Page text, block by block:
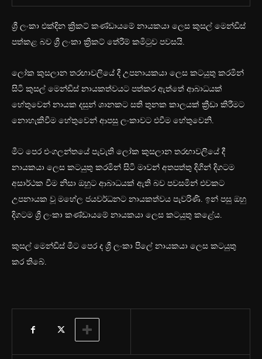
ශ්‍රී ලංකා එක්දින ක්‍රිකට් කණ්ඩායමේ නායකයා ලෙස කුසල් මෙන්ඩිස්
පත්කළ බව ශ්‍රී ලංකා ක්‍රිකට් තේරීම් කමිටුව පවසයි.
ලෝක කුසලාන තරඟාවලියේ දී උපනායකයා ලෙස කටයුතු කරමින්
සිටි කුසල් මෙන්ඩිස් නායකත්වයට පත්කර ඇත්තේ ආබාධයක්
හේතුවෙන් නායක දසුන් ශානකට සති තුනක කාලයක් ක්‍රීඩා කිරීමට
නොහැකිවීම හේතුවෙන් ආපසු ලංකාවට එවීම හේතුවෙනි.
මීට පෙර එංගලන්තයේ පැවැති ලෝක කුසලාන තරඟාවලියේ දී
නායකයා ලෙස කටයුතු කරමින් සිටි මාවන් අතපත්තු දිගින් දිගටම
අසාර්ථක වීම නිසා ඔහුට ආබාධයක් ඇති බව පවසමින් එවකට
උපනායක වූ මහේල ජයවර්ධනට නායකත්වය පැවරිණි. ඉන් පසු ඔහු
දිගටම ශ්‍රී ලංකා කණ්ඩායමේ නායකයා ලෙස කටයුතු කළේය.
කුසල් මෙන්ඩිස් මීට පෙර ද ශ්‍රී ලංකා පිලේ නායකයා ලෙස කටයුතු
කර තිබේ.